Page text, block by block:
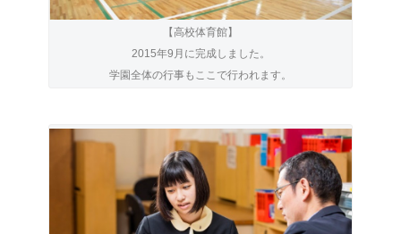
【高校体育館】
2015年9月に完成しました。
学園全体の行事もここで行われます。